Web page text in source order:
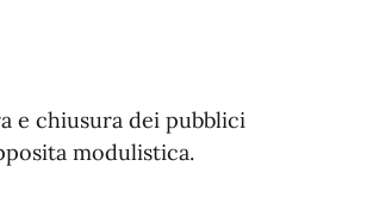
e chiusura dei pubblici
modulistica.